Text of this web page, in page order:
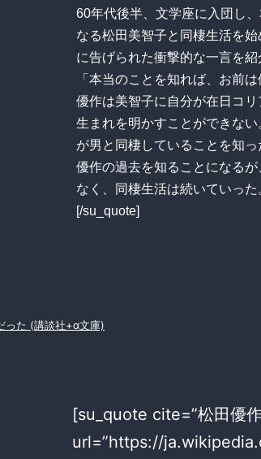
60年代後半、文学座に入団し
なる松田美智子と同棲生活を
に告げられた衝撃的な一言を紹
「本当のことを知れば、お前
優作は美智子に自分が在日コ
生まれを明かすことができな
が男と同棲していることを知
優作の過去を知ることになる
なく、同棲生活は続いていった
[/su_quote]
った (講談社+α文庫)
[su_quote cite=”松田優
url=”https://